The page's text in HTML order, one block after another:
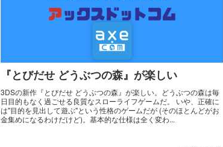
『とびだせ どうぶつの森』が楽しい
3DSの新作『とびだせ どうぶつの森』が楽しい。どうぶつの森は毎
日目的もなく過ごせる良質なスローライフゲームだ。 いや、正確に
は"目的を見出して遊ぶ"という性格のゲームだが (そのほとんどがお
金集めになるわけだけど)。基本的な仕様は全く変わ...